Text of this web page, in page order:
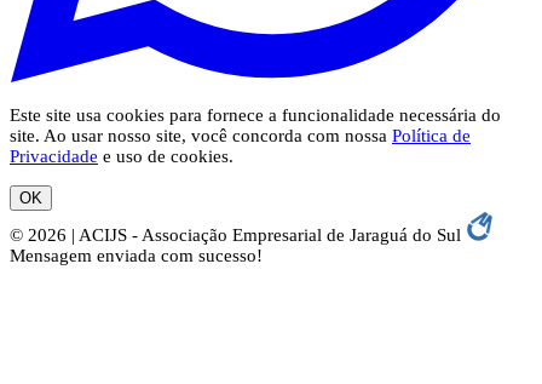
Este site usa cookies para fornece a funcionalidade necessária do
site. Ao usar nosso site, você concorda com nossa Política de
Privacidade e uso de cookies.
OK
© 2026 | ACIJS - Associação Empresarial de Jaraguá do Sul
Mensagem enviada com sucesso!